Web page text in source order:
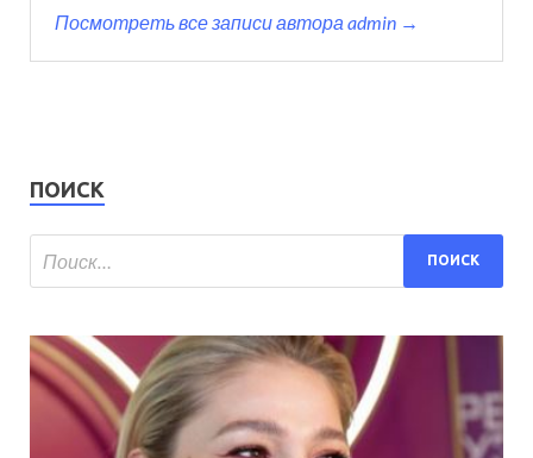
Посмотреть все записи автора admin →
ПОИСК